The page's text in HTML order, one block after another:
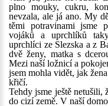
plno mouky, cukru,
nevzala, ale já ano. My
těmi potravinami jsme
vojáků a uprchlíků
uprchlíci ze Slezska a z
dvě ženy, matka s
Mezi naší ložnicí a
jsem mohla vidět, jak
křičí.
Tehdy jsme ještě netušili,
do cizí země. V naší